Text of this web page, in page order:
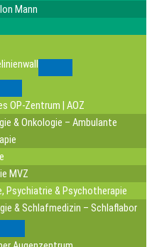
Mann
OP-Zentrum | AOZ
& Onkologie – Ambulante
MVZ
Psychiatrie & Psychotherapie
& Schlafmedizin – Schlaflabor